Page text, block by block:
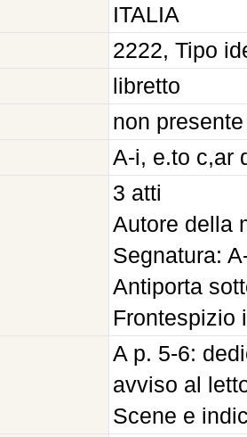
ITALIA
2222, Tipo
libretto
non presente
A-i, e.to c,ar
3 atti
Autore della
Segnatura:
Antiporta
Frontespizio
A p. 5-6:
avviso al
Scene e